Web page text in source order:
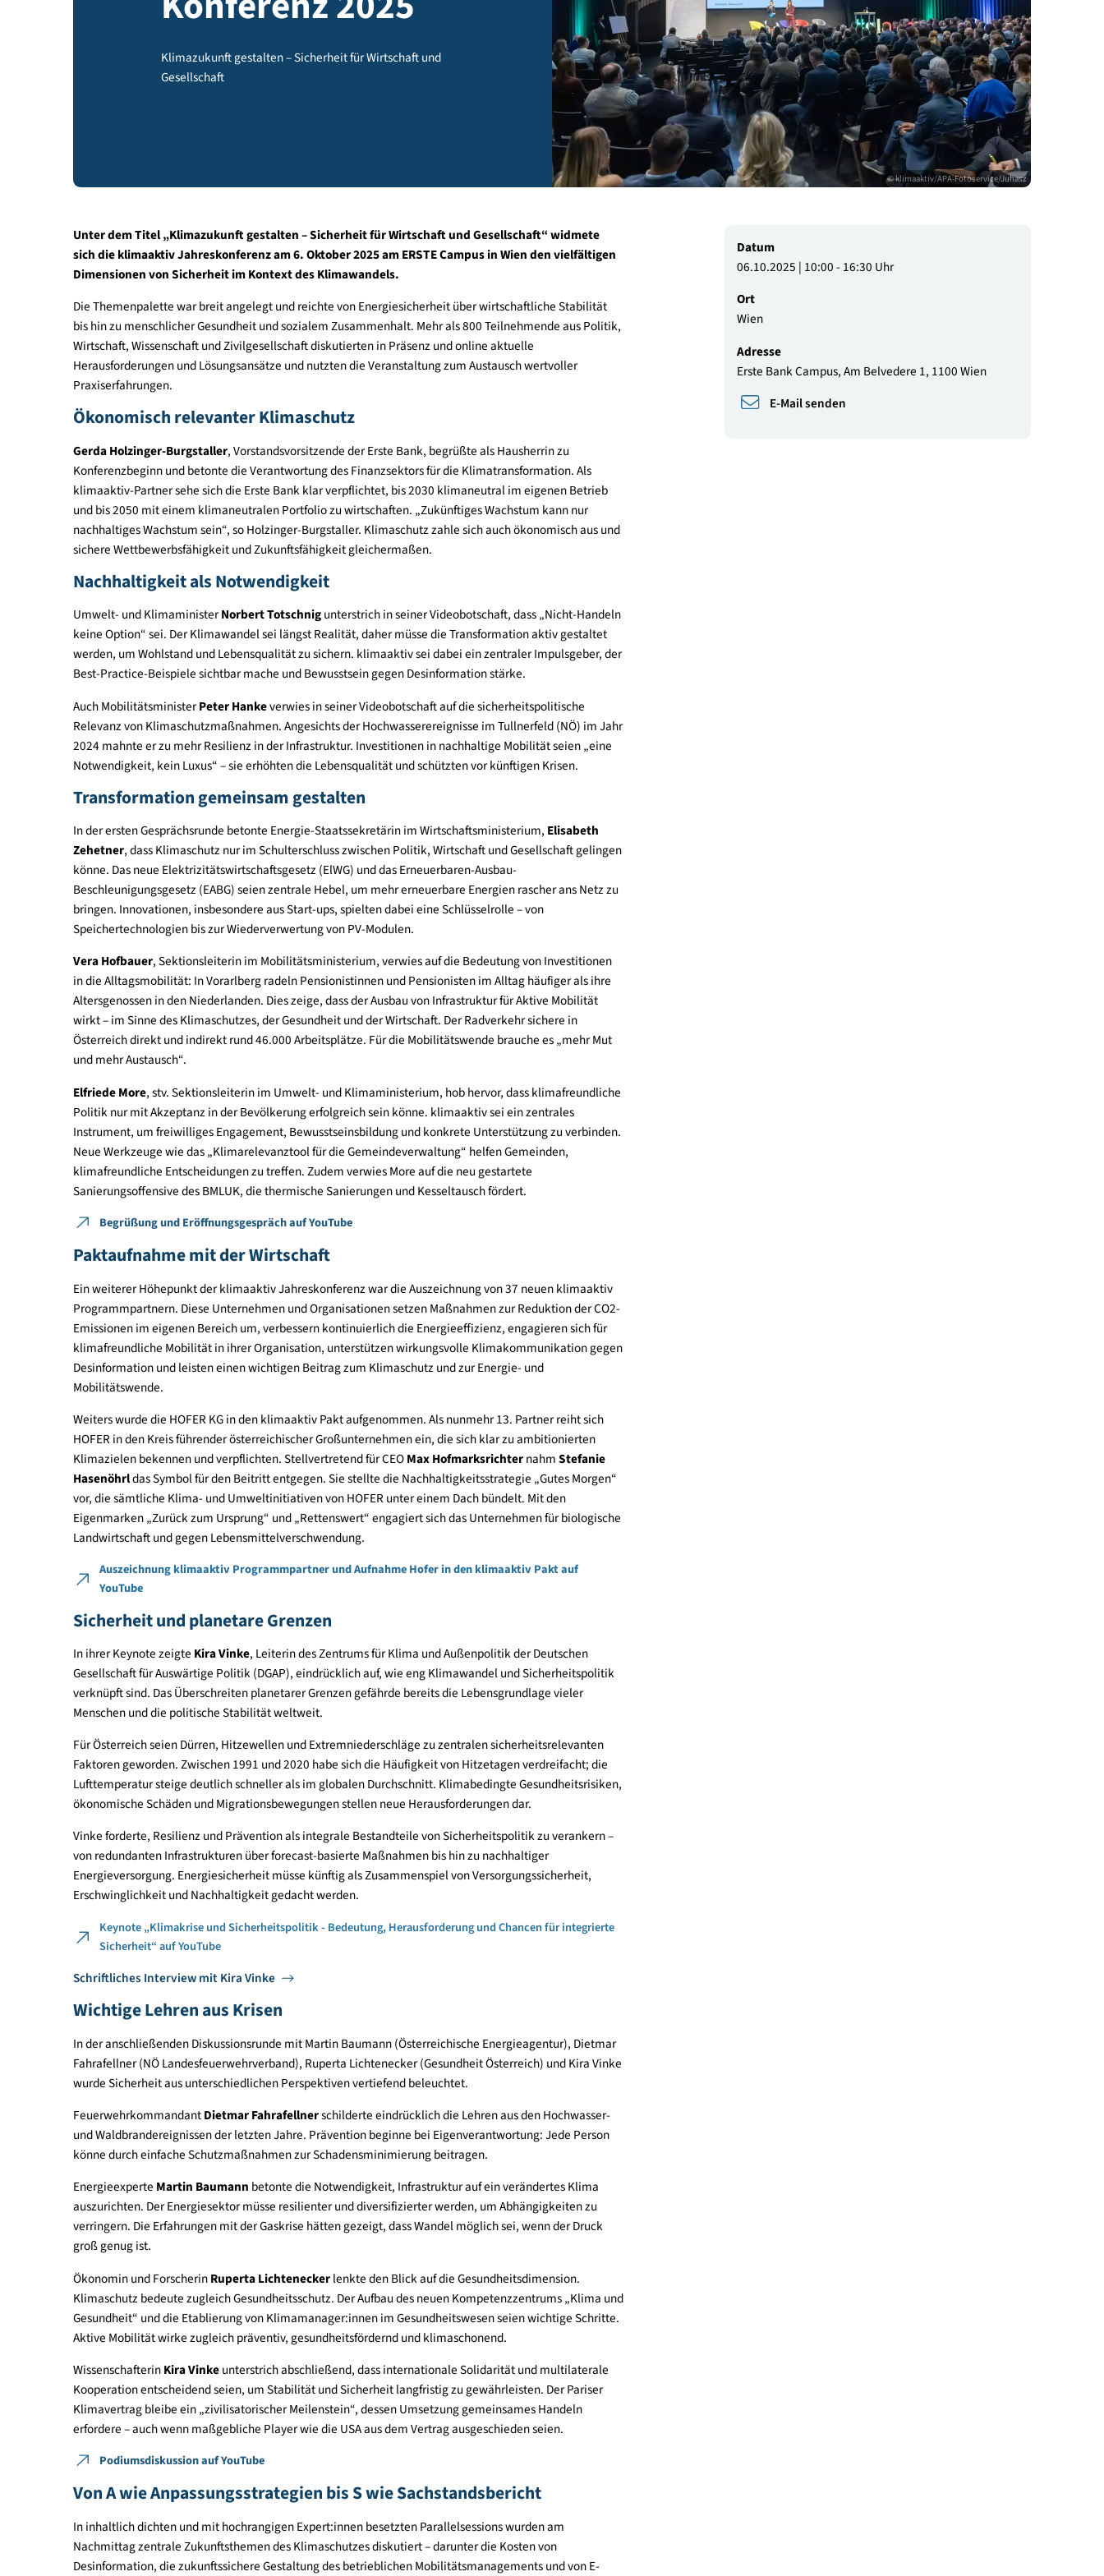
Konferenz 2025
Unter dem Titel „Klimazukunft gestalten – Sicherheit für Wirtschaft und Gesellschaft“ widmete
sich die klimaaktiv Jahreskonferenz am 6. Oktober 2025 am ERSTE Campus in Wien den vielfältigen
Dimensionen von Sicherheit im Kontext des Klimawandels.
Die Themenpalette war breit angelegt und reichte von Energiesicherheit über wirtschaftliche Stabilität
bis hin zu menschlicher Gesundheit und sozialem Zusammenhalt. Mehr als 800 Teilnehmende aus Politik,
Wirtschaft, Wissenschaft und Zivilgesellschaft diskutierten in Präsenz und online aktuelle
Herausforderungen und Lösungsansätze und nutzten die Veranstaltung zum Austausch wertvoller
Praxiserfahrungen.
Ökonomisch relevanter Klimaschutz
Gerda Holzinger-Burgstaller, Vorstandsvorsitzende der Erste Bank, begrüßte als Hausherrin zu
Konferenzbeginn und betonte die Verantwortung des Finanzsektors für die Klimatransformation. Als
klimaaktiv-Partner sehe sich die Erste Bank klar verpflichtet, bis 2030 klimaneutral im eigenen Betrieb
und bis 2050 mit einem klimaneutralen Portfolio zu wirtschaften. „Zukünftiges Wachstum kann nur
nachhaltiges Wachstum sein“, so Holzinger-Burgstaller. Klimaschutz zahle sich auch ökonomisch aus und
sichere Wettbewerbsfähigkeit und Zukunftsfähigkeit gleichermaßen.
Nachhaltigkeit als Notwendigkeit
Umwelt- und KlimaministerNorbert Totschnigunterstrich in seiner Videobotschaft, dass „Nicht-Handeln
keine Option“ sei. Der Klimawandel sei längst Realität, daher müsse die Transformation aktiv gestaltet
werden, um Wohlstand und Lebensqualität zu sichern. klimaaktiv sei dabei ein zentraler Impulsgeber, der
Best-Practice-Beispiele sichtbar mache und Bewusstsein gegen Desinformation stärke.
Auch MobilitätsministerPeter Hankeverwies in seiner Videobotschaft auf die sicherheitspolitische
Relevanz von Klimaschutzmaßnahmen. Angesichts der Hochwasserereignisse im Tullnerfeld (NÖ) im Jahr
2024 mahnte er zu mehr Resilienz in der Infrastruktur. Investitionen in nachhaltige Mobilität seien „eine
Notwendigkeit, kein Luxus“ – sie erhöhten die Lebensqualität und schützten vor künftigen Krisen.
Transformation gemeinsam gestalten
In der ersten Gesprächsrunde betonte Energie-Staatssekretärin im Wirtschaftsministerium,Elisabeth
Zehetner, dass Klimaschutz nur im Schulterschluss zwischen Politik, Wirtschaft und Gesellschaft gelingen
könne. Das neue Elektrizitätswirtschaftsgesetz (ElWG) und das Erneuerbaren-Ausbau-
Beschleunigungsgesetz (EABG) seien zentrale Hebel, um mehr erneuerbare Energien rascher ans Netz zu
bringen. Innovationen, insbesondere aus Start-ups, spielten dabei eine Schlüsselrolle – von
Vera Hofbauer, Sektionsleiterin im Mobilitätsministerium, verwies auf die Bedeutung von Investitionen
in die Alltagsmobilität: In Vorarlberg radeln Pensionistinnen und Pensionisten im Alltag häufiger als ihre
Altersgenossen in den Niederlanden. Dies zeige, dass der Ausbau von Infrastruktur für Aktive Mobilität
wirkt – im Sinne des Klimaschutzes, der Gesundheit und der Wirtschaft. Der Radverkehr sichere in
Österreich direkt und indirekt rund 46.000 Arbeitsplätze. Für die Mobilitätswende brauche es „mehr Mut
und mehr Austausch“.
Elfriede More, stv. Sektionsleiterin im Umwelt- und Klimaministerium, hob hervor, dass klimafreundliche
Instrument, um freiwilliges Engagement, Bewusstseinsbildung und konkrete Unterstützung zu verbinden.
Neue Werkzeuge wie das „Klimarelevanztool für die Gemeindeverwaltung“ helfen Gemeinden,
klimafreundliche Entscheidungen zu treffen. Zudem verwies More auf die neu gestartete
Sanierungsoffensive des BMLUK, die thermische Sanierungen und Kesseltausch fördert.
Paktaufnahme mit der Wirtschaft
Ein weiterer Höhepunkt der klimaaktiv Jahreskonferenz war die Auszeichnung von 37 neuen klimaaktiv
Programmpartnern. Diese Unternehmen und Organisationen setzen Maßnahmen zur Reduktion der CO2-
Emissionen im eigenen Bereich um, verbessern kontinuierlich die Energieeffizienz, engagieren sich für
klimafreundliche Mobilität in ihrer Organisation, unterstützen wirkungsvolle Klimakommunikation gegen
Desinformation und leisten einen wichtigen Beitrag zum Klimaschutz und zur Energie- und
Mobilitätswende.
Weiters wurde die HOFER KG in den klimaaktiv Pakt aufgenommen. Als nunmehr 13. Partner reiht sich
Klimazielen bekennen und verpflichten. Stellvertretend für CEOMax Hofmarksrichternahm
Hasenöhrldas Symbol für den Beitritt entgegen. Sie stellte die Nachhaltigkeitsstrategie „Gutes Morgen“
vor, die sämtliche Klima- und Umweltinitiativen von HOFER unter einem Dach bündelt. Mit den
Landwirtschaft und gegen Lebensmittelverschwendung.
Auszeichnung klimaaktiv Programmpartner und Aufnahme Hofer in den klimaaktiv Pakt auf
YouTube
Sicherheit und planetare Grenzen
In ihrer Keynote zeigteKira Vinke, Leiterin des Zentrums für Klima und Außenpolitik der Deutschen
Gesellschaft für Auswärtige Politik (DGAP), eindrücklich auf, wie eng Klimawandel und Sicherheitspolitik
verknüpft sind. Das Überschreiten planetarer Grenzen gefährde bereits die Lebensgrundlage vieler
Menschen und die politische Stabilität weltweit.
Für Österreich seien Dürren, Hitzewellen und Extremniederschläge zu zentralen sicherheitsrelevanten
Faktoren geworden. Zwischen 1991 und 2020 habe sich die Häufigkeit von Hitzetagen verdreifacht; die
Lufttemperatur steige deutlich schneller als im globalen Durchschnitt. Klimabedingte Gesundheitsrisiken,
ökonomische Schäden und Migrationsbewegungen stellen neue Herausforderungen dar.
Vinke forderte, Resilienz und Prävention als integrale Bestandteile von Sicherheitspolitik zu verankern –
Energieversorgung. Energiesicherheit müsse künftig als Zusammenspiel von Versorgungssicherheit,
Erschwinglichkeit und Nachhaltigkeit gedacht werden.
Keynote „Klimakrise und Sicherheitspolitik - Bedeutung, Herausforderung und Chancen für integrierte
Sicherheit“ auf YouTube
Schriftliches Interview mit Kira Vinke
Wichtige Lehren aus Krisen
In der anschließenden Diskussionsrunde mit Martin Baumann (Österreichische Energieagentur), Dietmar
Fahrafellner (NÖ Landesfeuerwehrverband), Ruperta Lichtenecker (Gesundheit Österreich) und Kira Vinke
FeuerwehrkommandantDietmar Fahrafellnerschilderte eindrücklich die Lehren aus den Hochwasser-
und Waldbrandereignissen der letzten Jahre. Prävention beginne bei Eigenverantwortung: Jede Person
könne durch einfache Schutzmaßnahmen zur Schadensminimierung beitragen.
EnergieexperteMartin Baumann
auszurichten. Der Energiesektor müsse resilienter und diversifizierter werden, um Abhängigkeiten zu
groß genug ist.
Ort
Wien